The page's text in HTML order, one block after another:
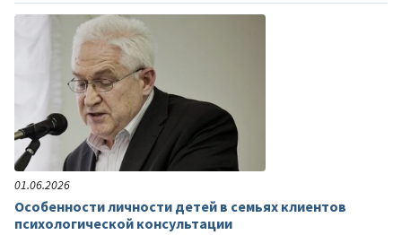
01.06.2026
Особенности личности детей в семьях клиентов
психологической консультации